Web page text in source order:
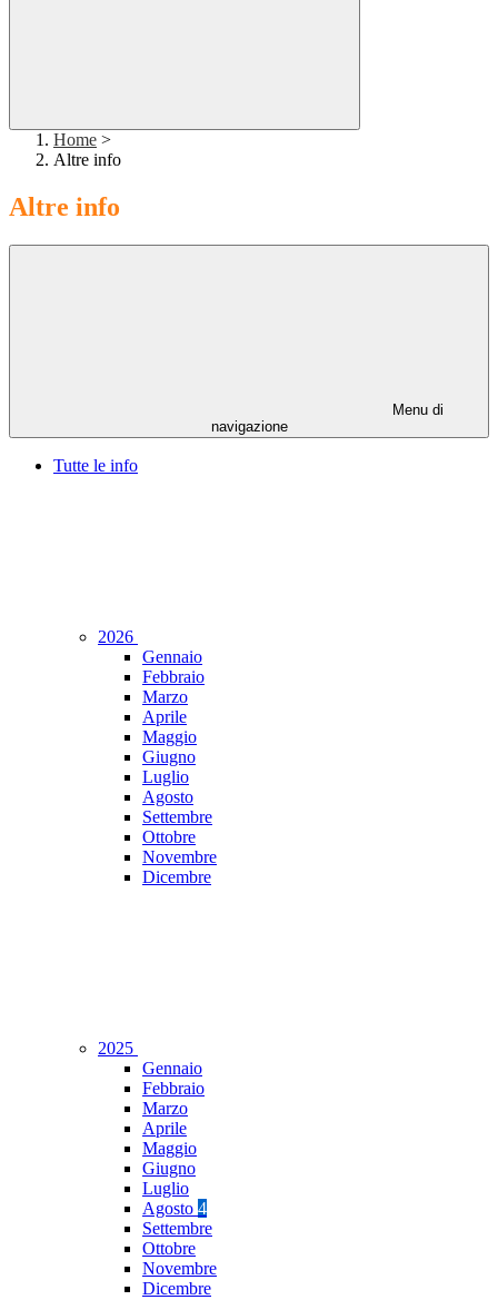
Home >
Altre info
Altre info
Menu di
navigazione
Tutte le info
2026
Gennaio
Febbraio
Marzo
Aprile
Maggio
Giugno
Luglio
Agosto
Settembre
Ottobre
Novembre
Dicembre
2025
Gennaio
Febbraio
Marzo
Aprile
Maggio
Giugno
Luglio
Agosto 4
Settembre
Ottobre
Novembre
Dicembre